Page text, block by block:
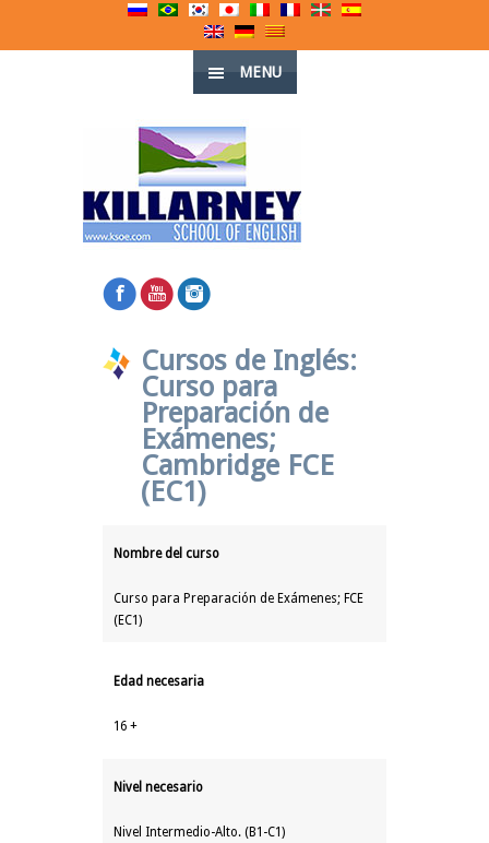
MENU
Cursos de Inglés:
Curso para
Preparación de
Exámenes;
Cambridge FCE
(EC1)
Nombre del curso
Curso para Preparación de Exámenes; FCE
(EC1)
Edad necesaria
16 +
Nivel necesario
Nivel Intermedio-Alto. (B1-C1)